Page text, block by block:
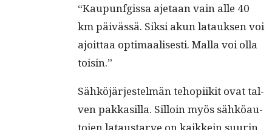
“Kaupun­fgis­sa aje­taan vain alle 40
km päivässä. Sik­si akun latauk­sen voi
ajoit­taa opti­maalis­es­ti. Mal­la voi olla
toisin.”
Sähköjär­jestelmän tehopi­ik­it ovat tal­
ven pakkasil­la. Sil­loin myös sähköau­
to­jen lataus­tarve on kaikkein suurin,